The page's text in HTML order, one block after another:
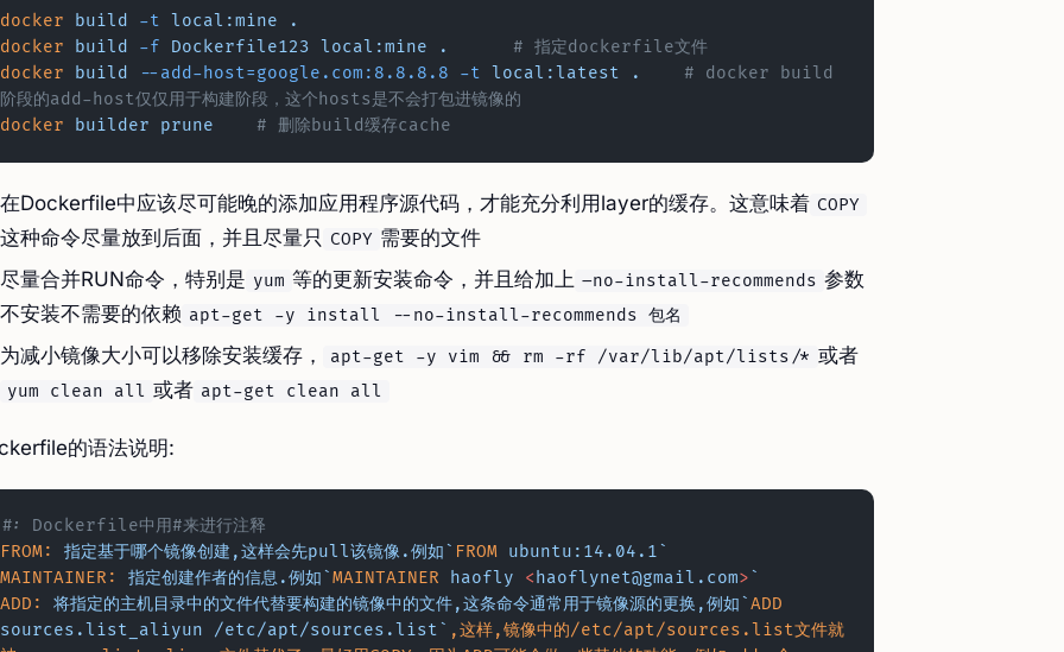
docker build -t local:mine .
docker build -f Dockerfile123 local:mine .
# 指定dockerfile文件
docker build --add-host=google.com:8.8.8.8 -t local:latest .
阶段的add-host仅仅用于构建阶段，这个hosts是不会打包进镜像的
docker builder prune
	# 删除build缓存cache
在Dockerfile中应该尽可能晚的添加应用程序源代码，才能充分利用layer的缓存。这意味着 COPY
这种命令尽量放到后面，并且尽量只 COPY 需要的文件
尽量合并RUN命令，特别是 yum 等的更新安装命令，并且给加上 –no-install-recommends 参数
不安装不需要的依赖 apt-get -y install --no-install-recommends 包名
为减小镜像大小可以移除安装缓存， apt-get -y vim && rm -rf /var/lib/apt/lists/* 或者
yum clean all 或者 apt-get clean all
的语法说明:
#: Dockerfile中用#来进行注释
FROM:
指定基于哪个镜像创建,这样会先pull该镜像.例如` FROM ubuntu:14.04.1`
MAINTAINER:
指定创建作者的信息.例如`MAINTAINER haofly <haoflynet@gmail.com>`
ADD:
将指定的主机目录中的文件代替要构建的镜像中的文件,这条命令通常用于镜像源的更换,例如`ADD
sources.list_aliyun /etc/apt/sources.list` ,这样,镜像中的/etc/apt/sources.list文件就